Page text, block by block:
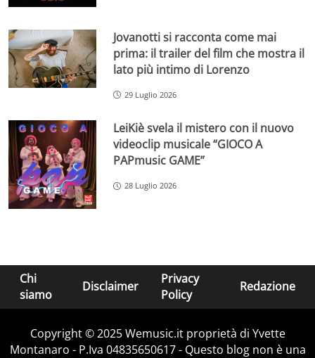
Jovanotti si racconta come mai
prima: il trailer del film che mostra il
lato più intimo di Lorenzo
29 Luglio 2026
LeiKiè svela il mistero con il nuovo
videoclip musicale “GIOCO A
PAPmusic GAME”
28 Luglio 2026
Chi
siamo
Disclaimer
Privacy
Policy
Redazione
Copyright © 2025 Wemusic.it proprietà di Yvette
Montanaro - P.Iva 04835650617 - Questo blog non è una